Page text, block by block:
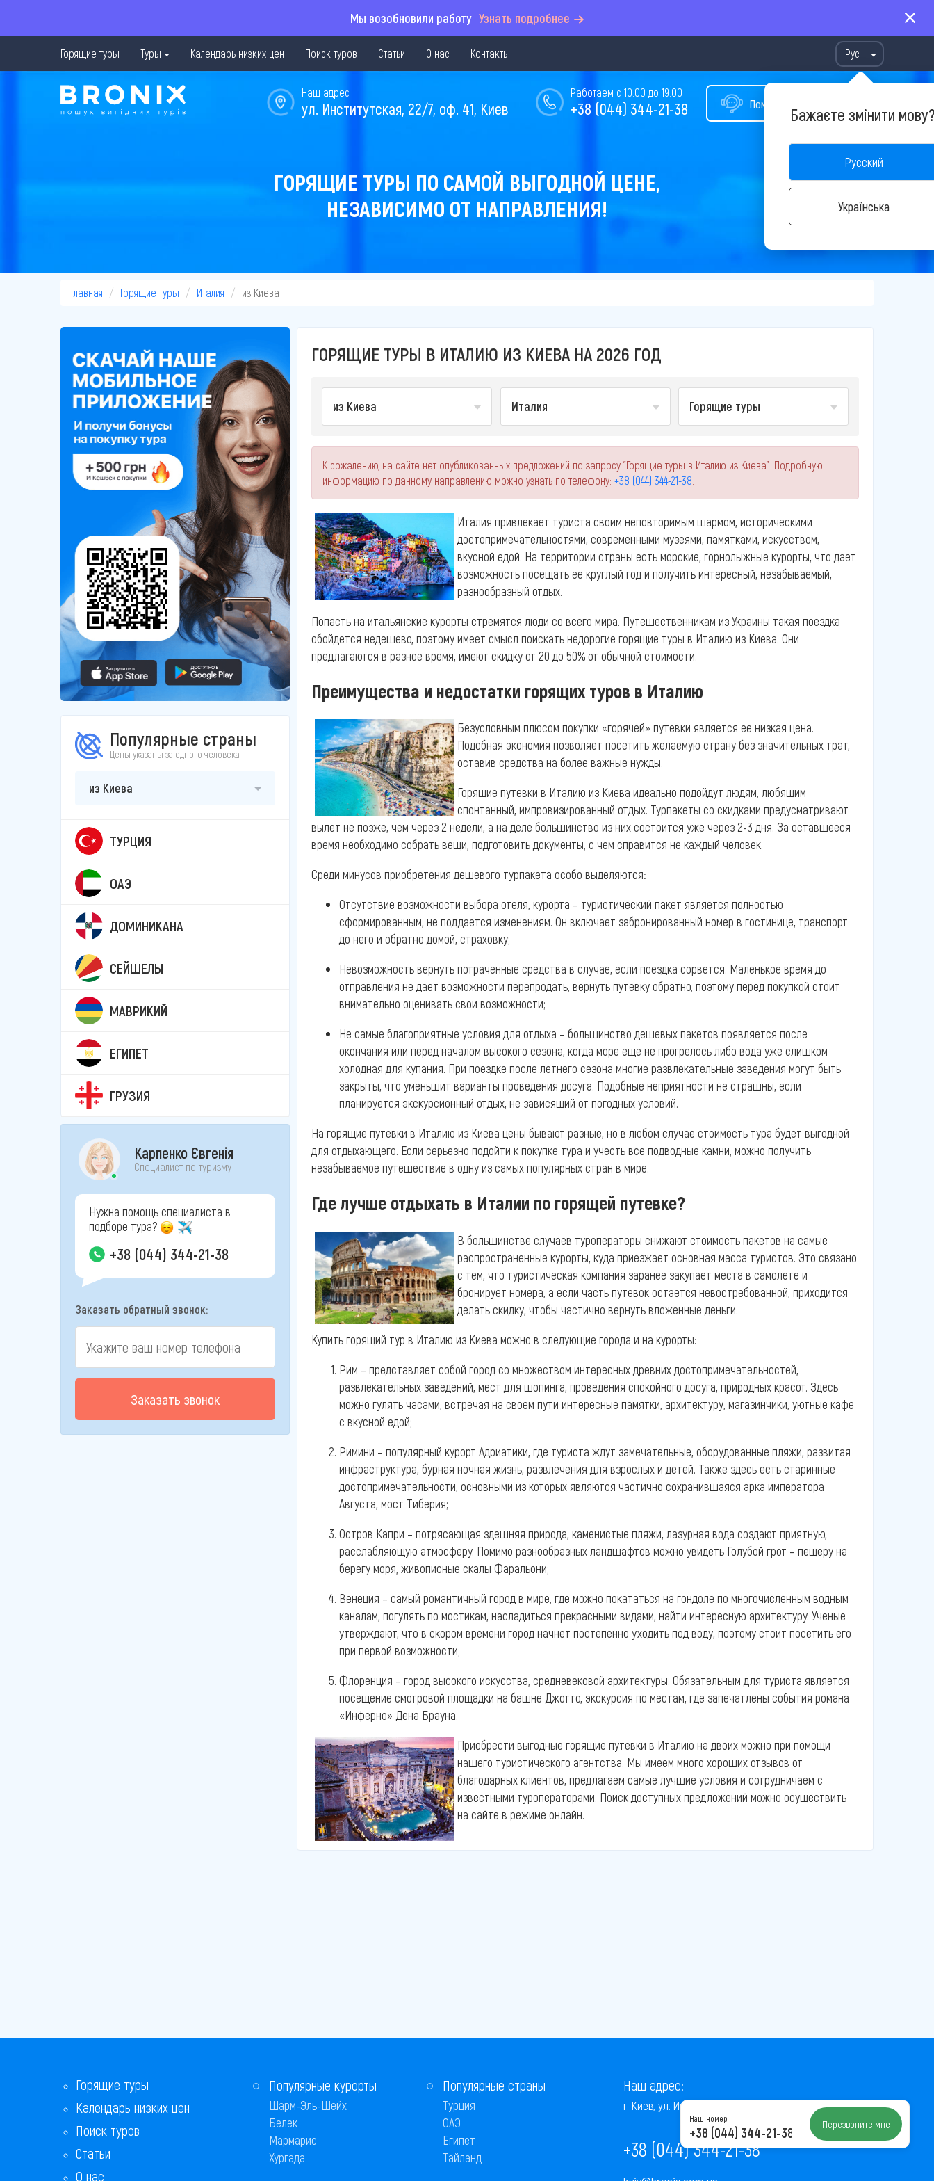
Мы возобновили работу Узнать подробнее
Горящие туры Туры Календарь низких цен Поиск туров Статьи О нас Контакты Рус
Бажаєте змінити
Русский
Українська
Помощь в подборе тура
Работаем с 10:00 до 19:00
+38 (044) 344-21-38
Наш адрес
ул. Институтская, 22/7, оф. 41, Киев
ГОРЯЩИЕ ТУРЫ ПО САМОЙ ВЫГОДНОЙ ЦЕНЕ,
НЕЗАВИСИМО ОТ НАПРАВЛЕНИЯ!
Главная Горящие туры Италия из Киева
Популярные страны
Цены указаны за одного человека
из Киева
ТУРЦИЯ
ОАЭ
ДОМИНИКАНА
СЕЙШЕЛЫ
МАВРИКИЙ
ЕГИПЕТ
ГРУЗИЯ
Карпенко Євгенія
Специалист по туризму
Нужна помощь специалиста в
подборе тура?
+38 (044) 344-21-38
Заказать обратный звонок:
Заказать звонок
ГОРЯЩИЕ ТУРЫ В ИТАЛИЮ ИЗ КИЕВА НА 2026 ГОД
из Киева Италия Горящие туры
К сожалению, на сайте нет опубликованных предложений по запросу "Горящие туры в Италию из Киева". Подробную
информацию по данному направлению можно узнать по телефону: +38 (044) 344-21-38
Италия привлекает туриста своим неповторимым шармом, историческими
достопримечательностями, современными музеями, памятками, искусством,
вкусной едой. На территории страны есть морские, горнолыжные курорты, что дает
возможность посещать ее круглый год и получить интересный, незабываемый,
разнообразный отдых.
Попасть на итальянские курорты стремятся люди со всего мира. Путешественникам из Украины такая поездка
обойдется недешево, поэтому имеет смысл поискать недорогие горящие туры в Италию из Киева. Они
предлагаются в разное время, имеют скидку от 20 до 50% от обычной стоимости.
Преимущества и недостатки горящих туров в Италию
Безусловным плюсом покупки «горячей» путевки является ее низкая цена.
Подобная экономия позволяет посетить желаемую страну без значительных трат,
оставив средства на более важные нужды.
Горящие путевки в Италию из Киева идеально подойдут людям, любящим
спонтанный, импровизированный отдых. Турпакеты со скидками предусматривают
вылет не позже, чем через 2 недели, а на деле большинство из них состоится уже через 2-3 дня. За оставшееся
время необходимо собрать вещи, подготовить документы, с чем справится не каждый человек.
Среди минусов приобретения дешевого турпакета особо выделяются:
Отсутствие возможности выбора отеля, курорта – туристический пакет является полностью
сформированным, не поддается изменениям. Он включает забронированный номер в гостинице, транспорт
до него и обратно домой, страховку;
Невозможность вернуть потраченные средства в случае, если поездка сорвется. Маленькое время до
отправления не дает возможности перепродать, вернуть путевку обратно, поэтому перед покупкой стоит
внимательно оценивать свои возможности;
Не самые благоприятные условия для отдыха – большинство дешевых пакетов появляется после
окончания или перед началом высокого сезона, когда море еще не прогрелось либо вода уже слишком
холодная для купания. При поездке после летнего сезона многие развлекательные заведения могут быть
закрыты, что уменьшит варианты проведения досуга. Подобные неприятности не страшны, если
планируется экскурсионный отдых, не зависящий от погодных условий.
На горящие путевки в Италию из Киева цены бывают разные, но в любом случае стоимость тура будет выгодной
для отдыхающего. Если серьезно подойти к покупке тура и учесть все подводные камни, можно получить
незабываемое путешествие в одну из самых популярных стран в мире.
Где лучше отдыхать в Италии по горящей путевке?
В большинстве случаев туроператоры снижают стоимость пакетов на самые
распространенные курорты, куда приезжает основная масса туристов. Это связано
с тем, что туристическая компания заранее закупает места в самолете и
бронирует номера, а если часть путевок остается невостребованной, приходится
делать скидку, чтобы частично вернуть вложенные деньги.
Купить горящий тур в Италию из Киева можно в следующие города и на курорты:
Рим – представляет собой город со множеством интересных древних достопримечательностей,
развлекательных заведений, мест для шопинга, проведения спокойного досуга, природных красот. Здесь
можно гулять часами, встречая на своем пути интересные памятки, архитектуру, магазинчики, уютные кафе
с вкусной едой;
Римини – популярный курорт Адриатики, где туриста ждут замечательные, оборудованные пляжи, развитая
инфраструктура, бурная ночная жизнь, развлечения для взрослых и детей. Также здесь есть старинные
достопримечательности, основными из которых являются частично сохранившаяся арка императора
Августа, мост Тиберия;
Остров Капри – потрясающая здешняя природа, каменистые пляжи, лазурная вода создают приятную,
расслабляющую атмосферу. Помимо разнообразных ландшафтов можно увидеть Голубой грот – пещеру на
берегу моря, живописные скалы Фаральони;
Венеция – самый романтичный город в мире, где можно покататься на гондоле по многочисленным водным
каналам, погулять по мостикам, насладиться прекрасными видами, найти интересную архитектуру. Ученые
утверждают, что в скором времени город начнет постепенно уходить под воду, поэтому стоит посетить его
при первой возможности;
Флоренция – город высокого искусства, средневековой архитектуры. Обязательным для туриста является
посещение смотровой площадки на башне Джотто, экскурсия по местам, где запечатлены события романа
«Инферно» Дена Брауна.
Приобрести выгодные горящие путевки в Италию на двоих можно при помощи
нашего туристического агентства. Мы имеем много хороших отзывов от
благодарных клиентов, предлагаем самые лучшие условия и сотрудничаем с
известными туроператорами. Поиск доступных предложений можно осуществить
на сайте в режиме онлайн.
Горящие туры
Календарь низких цен
Поиск туров
Статьи
О нас
Популярные курорты
Шарм-Эль-Шейх
Белек
Мармарис
Хургада
Популярные страны
Турция
ОАЭ
Египет
Тайланд
Наш адрес:
г. Киев, ул. Институтская, 22/7, оф. 41
+38 (044) 344-21-38
Наш номер:
+38 (044) 344-21-38 Перезвоните мне